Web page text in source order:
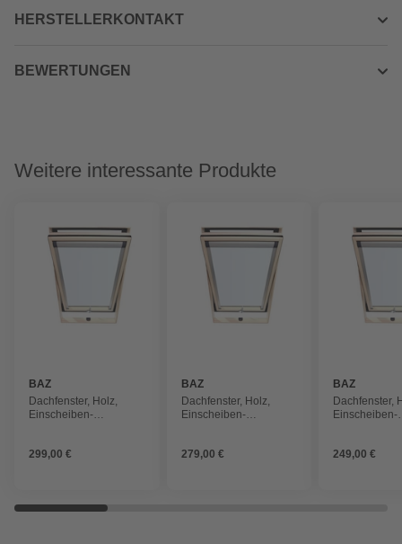
HERSTELLERKONTAKT
BEWERTUNGEN
Weitere interessante Produkte
BAZ
Dachfenster, Holz,
Einscheiben-
299,00 €
BAZ
Dachfenster, Holz,
Einscheiben-
279,00 €
BAZ
Dachfenster,
Einscheiben-
249,00 €